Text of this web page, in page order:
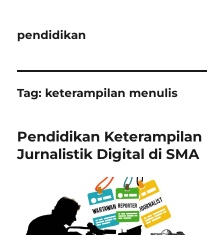
pendidikan
Tag: keterampilan menulis
Pendidikan Keterampilan
Jurnalistik Digital di SMA